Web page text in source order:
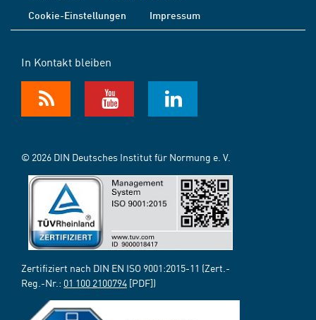
Cookie-Einstellungen
Impressum
In Kontakt bleiben
© 2026 DIN Deutsches Institut für Normung e. V.
Zertifiziert nach DIN EN ISO 9001:2015-11 (Zert.-
Reg.-Nr.: 01 100 2100794 [PDF])